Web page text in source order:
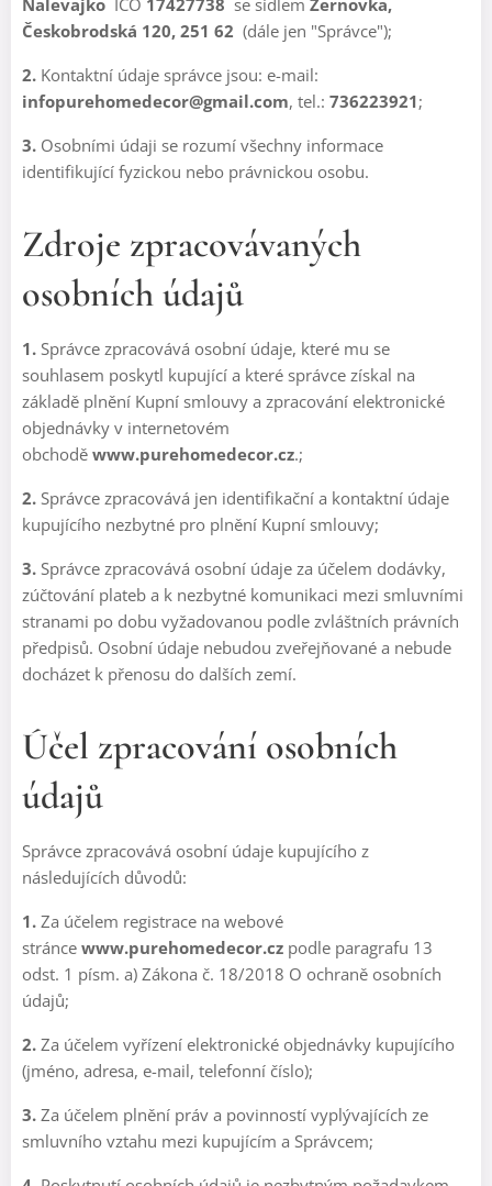
Nalevajko IČO 17427738 se sídlem Žernovka,
Českobrodská 120, 251 62 (dále jen "Správce");
2. Kontaktní údaje správce jsou: e-mail:
infopurehomedecor@gmail.com, tel.: 736223921;
3. Osobními údaji se rozumí všechny informace
identifikující fyzickou nebo právnickou osobu.
Zdroje zpracovávaných
osobních údajů
1. Správce zpracovává osobní údaje, které mu se
souhlasem poskytl kupující a které správce získal na
základě plnění Kupní smlouvy a zpracování elektronické
objednávky v internetovém
obchodě www.purehomedecor.cz.;
2. Správce zpracovává jen identifikační a kontaktní údaje
kupujícího nezbytné pro plnění Kupní smlouvy;
3. Správce zpracovává osobní údaje za účelem dodávky,
zúčtování plateb a k nezbytné komunikaci mezi smluvními
stranami po dobu vyžadovanou podle zvláštních právních
předpisů. Osobní údaje nebudou zveřejňované a nebude
docházet k přenosu do dalších zemí.
Účel zpracování osobních
údajů
Správce zpracovává osobní údaje kupujícího z
následujících důvodů:
1. Za účelem registrace na webové
stránce www.purehomedecor.cz podle paragrafu 13
odst. 1 písm. a) Zákona č. 18/2018 O ochraně osobních
údajů;
2. Za účelem vyřízení elektronické objednávky kupujícího
(jméno, adresa, e-mail, telefonní číslo);
3. Za účelem plnění práv a povinností vyplývajících ze
smluvního vztahu mezi kupujícím a Správcem;